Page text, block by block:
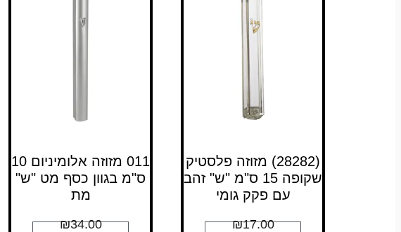
(28282) מזוזה פלסטיק
שקופה 15 ס"מ "ש" זהב
עם פקק גומי
₪17.00
011 מזוזה אלומיניום 10
ס"מ בגוון כסף מט "ש"
מת
₪34.00